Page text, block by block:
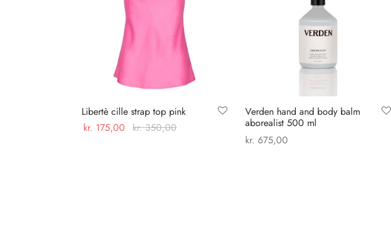
Libertè cille strap top pink
kr. 175,00 kr.350,00
Verden hand and body balm
aborealist 500 ml
kr. 675,00